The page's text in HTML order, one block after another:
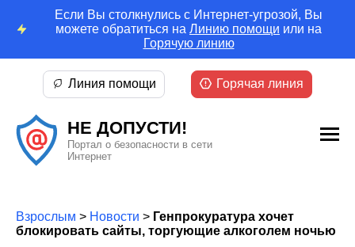
Если Вы столкнулись с Интернет-угрозой, Вы
можете обратиться на Линию помощи или на
Горячую линию
НЕ ДОПУСТИ!
Портал о безопасности в сети
Интернет
Линия помощи Горячая линия
Взрослым > Новости > Генпрокуратура хочет
блокировать сайты, торгующие алкоголем ночью